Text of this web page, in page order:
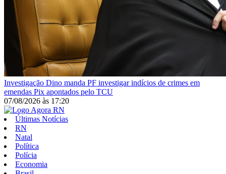
Investigação Dino manda PF investigar indícios de crimes em
emendas Pix apontados pelo TCU
07/08/2026 às 17:20
Últimas Notícias
RN
Natal
Política
Polícia
Economia